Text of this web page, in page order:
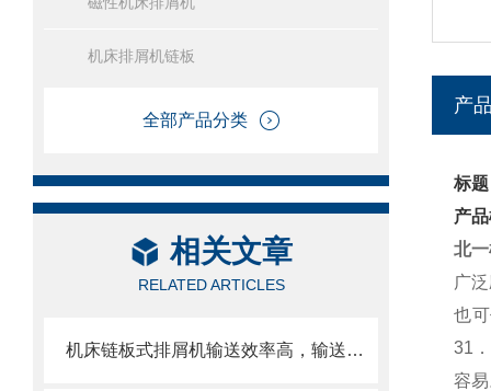
机床排屑机链板
全部产品分类
相关文章
RELATED ARTICLES
机床链板式排屑机输送效率高，输送速度选择范围大
产
标
产
北
广
也
31
容